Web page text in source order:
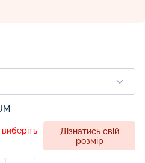
Дізнатись свій
розмір